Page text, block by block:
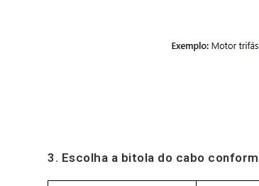
3. Escolha a bitola do cabo